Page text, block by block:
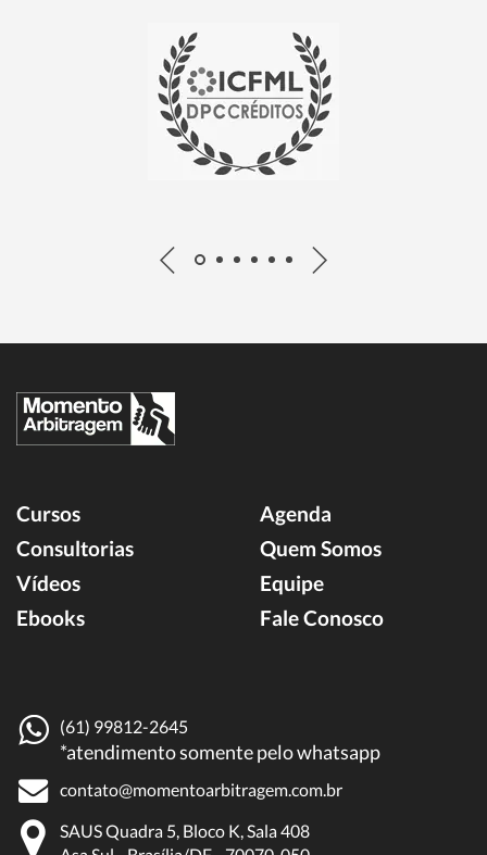
Cursos
Consultorias
Vídeos
Ebooks
Agenda
Quem Somos
Equipe
Fale Conosco
(61) 99812-2645
*atendimento somente pelo whatsapp
contato@momentoarbitragem.com.br
SAUS Quadra 5, Bloco K, Sala 408